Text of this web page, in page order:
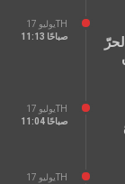
يوليو 17TH
11:13 صباحًا
يوليو 17TH
11:04 صباحًا
يوليو 17TH